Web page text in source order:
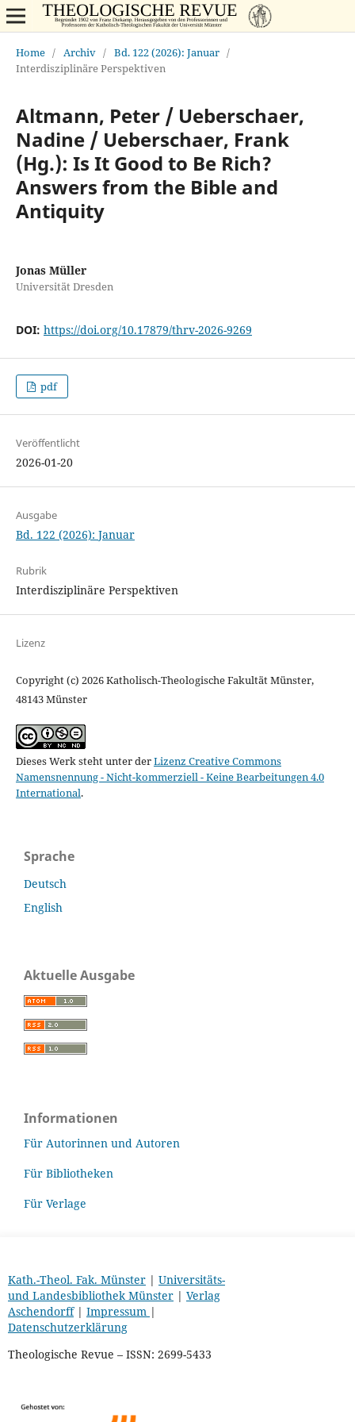
Home / Archiv / Bd. 122 (2026): Januar /
Interdisziplinäre Perspektiven
Altmann, Peter / Ueberschaer,
Nadine / Ueberschaer, Frank
(Hg.): Is It Good to Be Rich?
Answers from the Bible and
Antiquity
Jonas Müller
Universität Dresden
DOI: https://doi.org/10.17879/thrv-2026-9269
pdf
Veröffentlicht
2026-01-20
Ausgabe
Bd. 122 (2026): Januar
Rubrik
Interdisziplinäre Perspektiven
Lizenz
Copyright (c) 2026 Katholisch-Theologische Fakultät Münster,
48143 Münster
Dieses Werk steht unter derLizenz Creative Commons
Namensnennung - Nicht-kommerziell - Keine Bearbeitungen 4.0
International.
Sprache
Deutsch
English
Aktuelle Ausgabe
Informationen
Für Autorinnen und Autoren
Für Bibliotheken
Für Verlage
Kath.-Theol. Fak. Münster| Universitäts-
und Landesbibliothek Münster| Verlag
Aschendorff| Impressum |
Datenschutzerklärung
Theologische Revue – ISSN: 2699-5433